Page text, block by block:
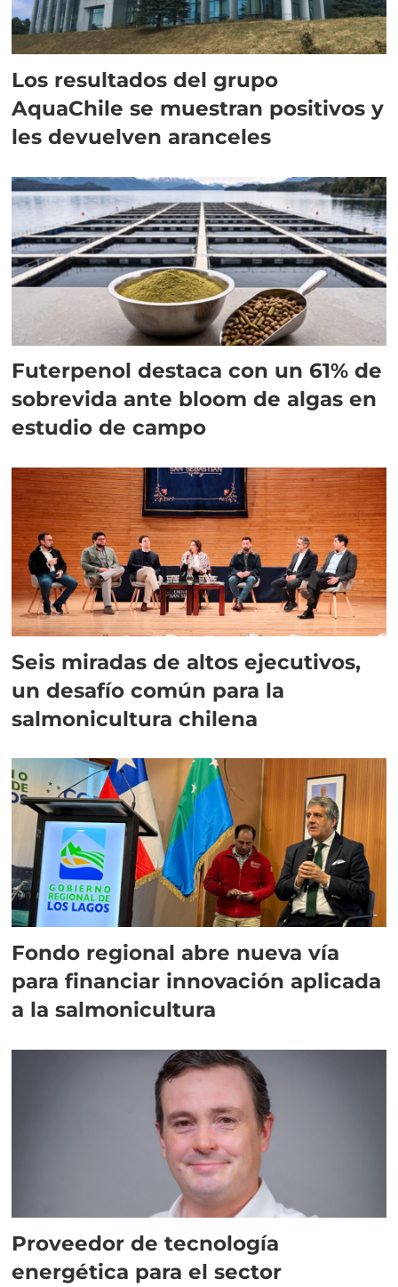
Los resultados del grupo
AquaChile se muestran positivos y
les devuelven aranceles
Futerpenol destaca con un 61% de
sobrevida ante bloom de algas en
estudio de campo
Seis miradas de altos ejecutivos,
un desafío común para la
salmonicultura chilena
Fondo regional abre nueva vía
para financiar innovación aplicada
a la salmonicultura
Proveedor de tecnología
energética para el sector